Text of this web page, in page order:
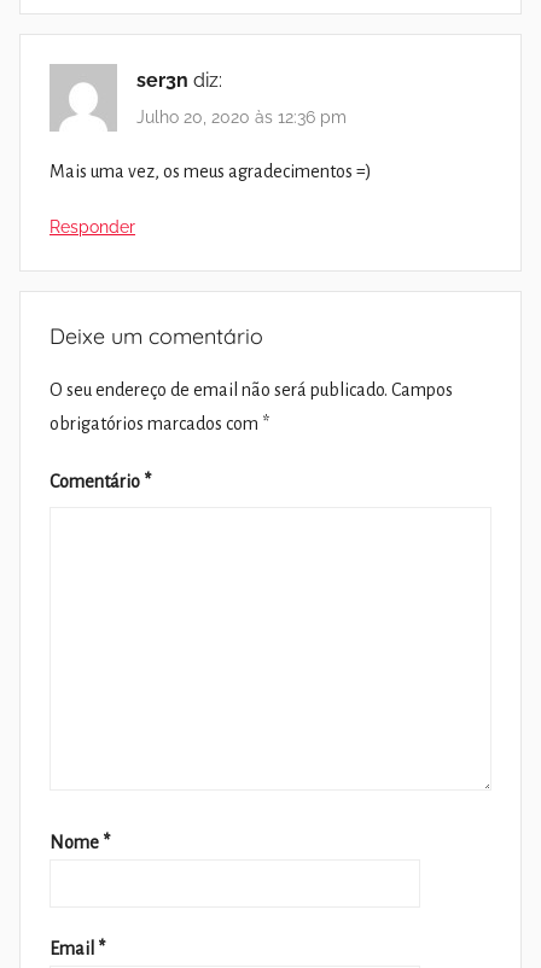
ser3n diz:
Julho 20, 2020 às 12:36 pm
Mais uma vez, os meus agradecimentos =)
Responder
Deixe um comentário
O seu endereço de email não será publicado. Campos
obrigatórios marcados com *
Comentário *
Nome *
Email *